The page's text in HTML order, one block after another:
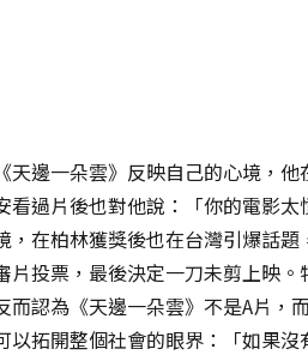
天邊一朵雲》反映自己的心境，
看過片後也對他說：「你的電影
，在柏林獲獎後也在台灣引爆話
片投票，最後決定一刀未剪上映
而認為《天邊一朵雲》不是A片
以拓開整個社會的眼界：「如果